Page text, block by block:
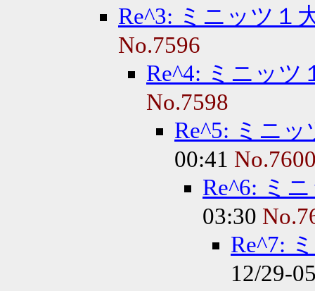
Re^3: ミニッツ１
No.7596
Re^4: ミニッツ
No.7598
Re^5: ミニ
00:41
Re^6: ミ
03:30
Re^7:
12/29-